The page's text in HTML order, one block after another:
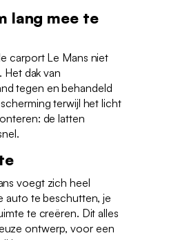
lang mee te
carport Le Mans niet
dak van
tegen en behandeld
terwijl het licht
de latten
voegt zich heel
auto te beschutten, je
te creëren. Dit alles
ontwerp, voor een